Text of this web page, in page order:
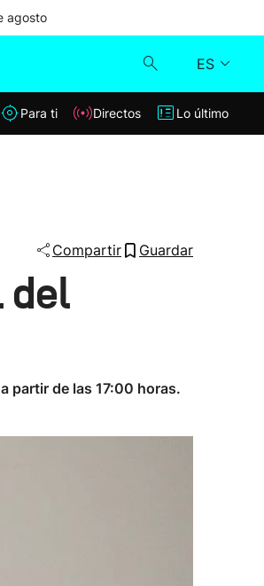
agosto
ES
Klisk
Para ti Directos Lo último
Compartir Guardar
del
partir de las 17:00 horas.